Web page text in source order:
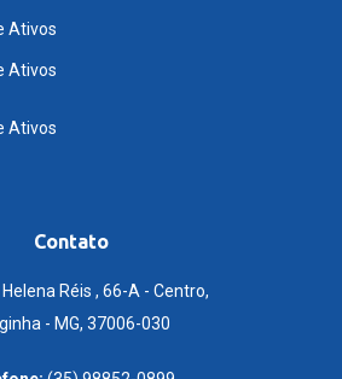
Ativos
Ativos
Ativos
Contato
Helena Réis , 66-A - Centro,
- MG, 37006-030